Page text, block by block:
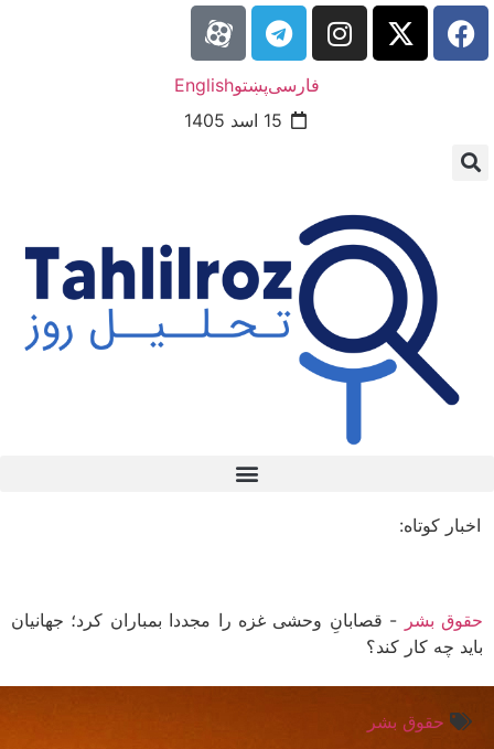
فارسی پښتوEnglish
15 اسد 1405
کوتاه:
بشر -قصابانِ وحشی غزه را مجددا بمباران کرد؛ جهانیان
چه کار کند؟
حقوق بشر